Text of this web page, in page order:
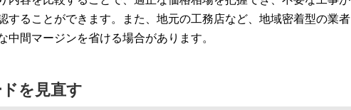
することができます。また、地元の工務店など、地域密着型の業
中間マージンを省ける場合があります。
を見直す